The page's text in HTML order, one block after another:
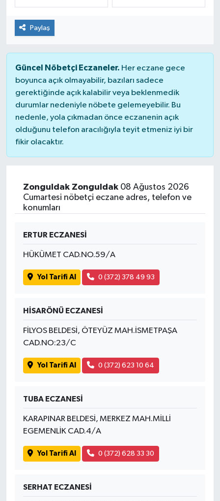
Paylaş
Güncel Nöbetçi Eczaneler. Her eczane gece
boyunca açık olmayabilir, bazıları sadece
gerektiğinde açık kalabilir veya beklenmedik
durumlar nedeniyle nöbete gelemeyebilir. Bu
nedenle, yola çıkmadan önce eczanenin açık
olduğunu telefon aracılığıyla teyit etmeniz iyi bir
fikir olacaktır.
Zonguldak Zonguldak08 Ağustos 2026
Cumartesi nöbetçi eczane adres, telefon ve
konumları
ERTUR ECZANESİ
HÜKÜMET CAD.NO.59/A
Yol Tarifi Al 0 (372) 378 49 93
HİSARÖNÜ ECZANESİ
FİLYOS BELDESİ, ÖTEYÜZ MAH.İSMETPAŞA
CAD.NO:23/C
Yol Tarifi Al 0 (372) 623 10 64
TUBA ECZANESİ
KARAPINAR BELDESİ, MERKEZ MAH.MİLLİ
EGEMENLİK CAD.4/A
Yol Tarifi Al 0 (372) 628 33 30
SERHAT ECZANESİ
Bilim veTeknoloji
Eğitim
SEKTÖR
Magazin
Günün Haberleri
Tüm Makaleler
Tüm Haberler
Son Dakika
Tüm Haberler